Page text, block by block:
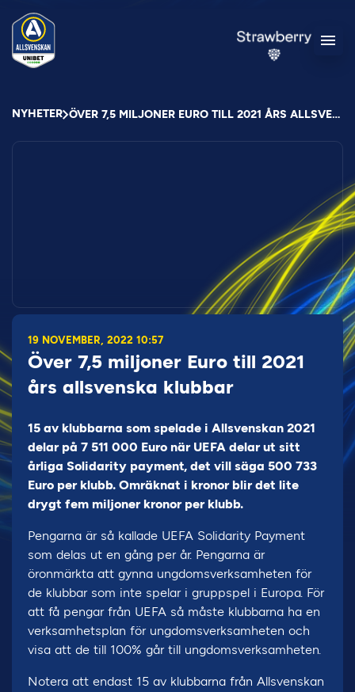
NYHETER ÖVER 7,5 MILJONER EURO TILL 2021 ÅRS ALLSVENSKA KLUBBAR
19 NOVEMBER, 2022 10:57
Över 7,5 miljoner Euro till 2021
års allsvenska klubbar
15 av klubbarna som spelade i Allsvenskan 2021
delar på 7 511 000 Euro när UEFA delar ut sitt
årliga Solidarity payment, det vill säga 500 733
Euro per klubb. Omräknat i kronor blir det lite
drygt fem miljoner kronor per klubb.
Pengarna är så kallade UEFA Solidarity Payment
som delas ut en gång per år. Pengarna är
öronmärkta att gynna ungdomsverksamheten för
de klubbar som inte spelar i gruppspel i Europa. För
att få pengar från UEFA så måste klubbarna ha en
verksamhetsplan för ungdomsverksamheten och
visa att de till 100% går till ungdomsverksamheten.
Notera att endast 15 av klubbarna från Allsvenskan